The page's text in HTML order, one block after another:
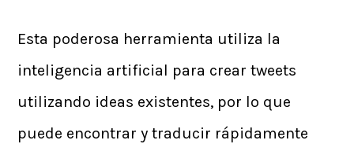
Esta poderosa herramienta utiliza la
inteligencia artificial para crear tweets
utilizando ideas existentes, por lo que
puede encontrar y traducir rápidamente